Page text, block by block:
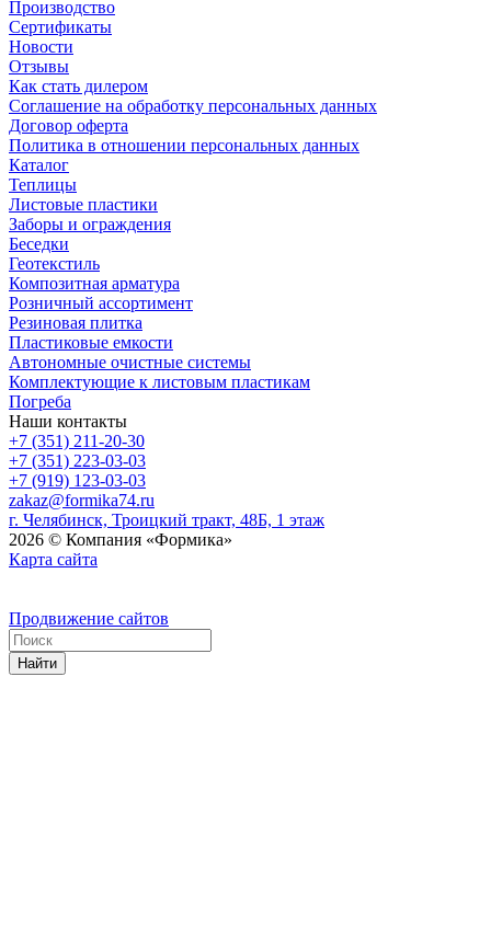
Производство
Сертификаты
Новости
Отзывы
Как стать дилером
Соглашение на обработку персональных данных
Договор оферта
Политика в отношении персональных данных
Каталог
Теплицы
Листовые пластики
Заборы и ограждения
Беседки
Геотекстиль
Композитная арматура
Розничный ассортимент
Резиновая плитка
Пластиковые емкости
Автономные очистные системы
Комплектующие к листовым пластикам
Погреба
Наши контакты
+7 (351) 211-20-30
+7 (351) 223-03-03
+7 (919) 123-03-03
zakaz@formika74.ru
г. Челябинск, Троицкий тракт, 48Б, 1 этаж
2026 © Компания «Формика»
Карта сайта
Продвижение сайтов
Найти